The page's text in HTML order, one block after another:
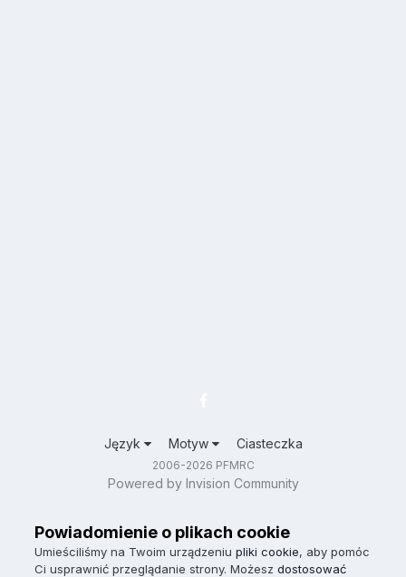
Język Motyw Ciasteczka
2006-2026 PFMRC
Powered by Invision Community
Powiadomienie o plikach cookie
Umieściliśmy na Twoim urządzeniu pliki cookie, aby pomóc
Ci usprawnić przeglądanie strony. Możesz dostosować